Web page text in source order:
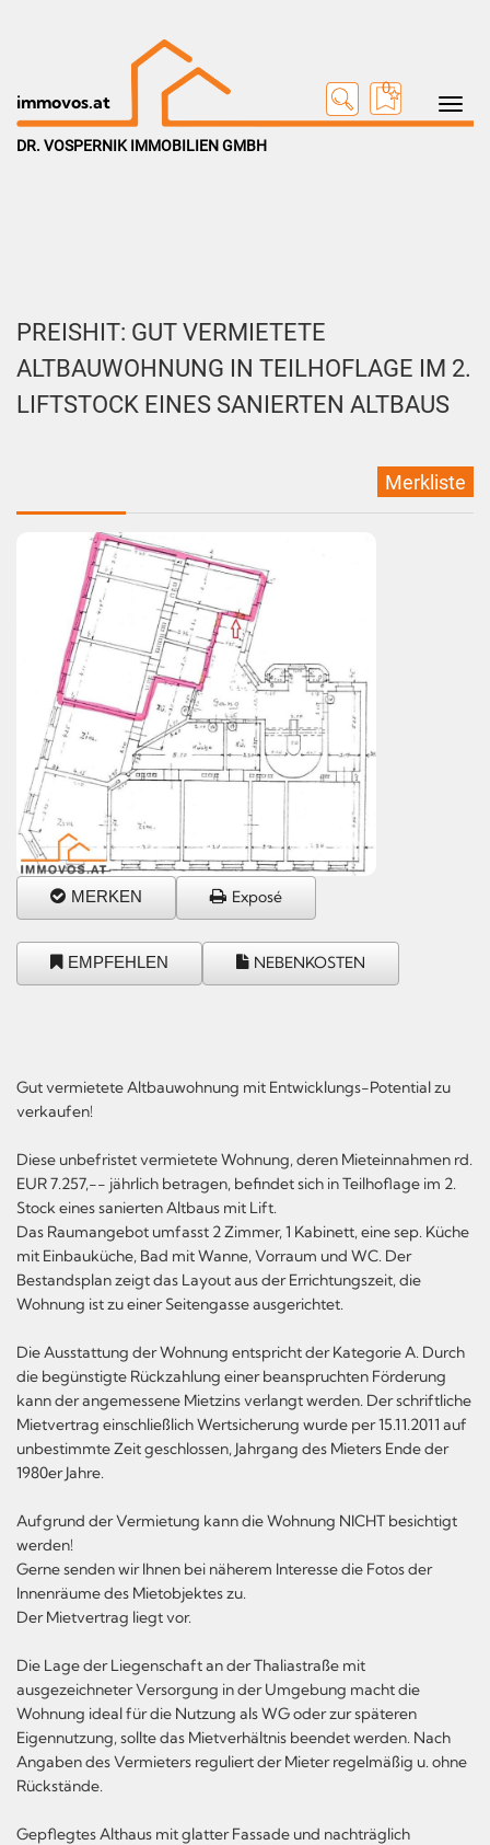
Toggle
immovos.at
0
DR. VOSPERNIK IMMOBILIEN GMBH
PREISHIT: GUT VERMIETETE
ALTBAUWOHNUNG IN TEILHOFLAGE IM 2.
LIFTSTOCK EINES SANIERTEN ALTBAUS
Merkliste
MERKEN Exposé
EMPFEHLEN NEBENKOSTEN
Gut vermietete Altbauwohnung mit Entwicklungs-Potential zu
verkaufen!
Diese unbefristet vermietete Wohnung, deren Mieteinnahmen rd.
EUR 7.257,-- jährlich betragen, befindet sich in Teilhoflage im 2.
Stock eines sanierten Altbaus mit Lift.
Das Raumangebot umfasst 2 Zimmer, 1 Kabinett, eine sep. Küche
mit Einbauküche, Bad mit Wanne, Vorraum und WC. Der
Bestandsplan zeigt das Layout aus der Errichtungszeit, die
Wohnung ist zu einer Seitengasse ausgerichtet.
Die Ausstattung der Wohnung entspricht der Kategorie A. Durch
die begünstigte Rückzahlung einer beanspruchten Förderung
kann der angemessene Mietzins verlangt werden. Der schriftliche
Mietvertrag einschließlich Wertsicherung wurde per 15.11.2011 auf
unbestimmte Zeit geschlossen, Jahrgang des Mieters Ende der
1980er Jahre.
Aufgrund der Vermietung kann die Wohnung NICHT besichtigt
werden!
Gerne senden wir Ihnen bei näherem Interesse die Fotos der
Innenräume des Mietobjektes zu.
Der Mietvertrag liegt vor.
Die Lage der Liegenschaft an der Thaliastraße mit
ausgezeichneter Versorgung in der Umgebung macht die
Wohnung ideal für die Nutzung als WG oder zur späteren
Eigennutzung, sollte das Mietverhältnis beendet werden. Nach
Angaben des Vermieters reguliert der Mieter regelmäßig u. ohne
Rückstände.
Gepflegtes Althaus mit glatter Fassade und nachträglich